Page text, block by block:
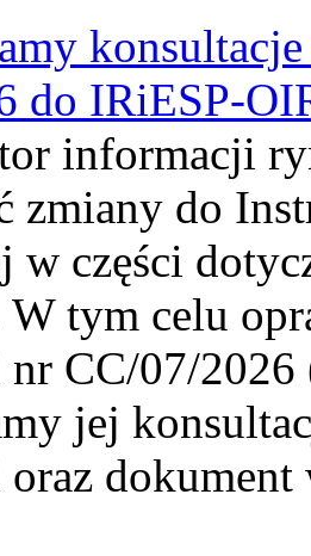
do IRiESP-
informacji
zmiany do
w części
tym celu
CC/07/
jej